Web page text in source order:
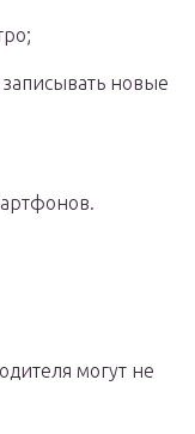
новые
могут не